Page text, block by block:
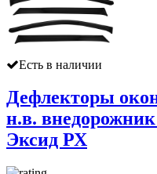
Есть в наличии
Дефлекторы
н.в.
Эксид РХ